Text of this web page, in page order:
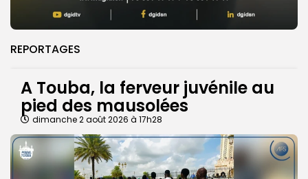
REPORTAGES
A Touba, la ferveur juvénile au
pied des mausolées
dimanche 2 août 2026 à 17h28